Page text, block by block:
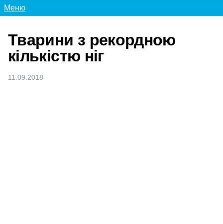
Меню
Тварини з рекордною
кількістю ніг
11.09.2018